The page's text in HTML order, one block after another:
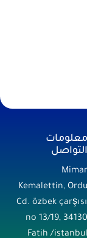
معلومات
التواصل
Mimar
Kemalettin, Ordu
Cd. özbek çarşısı
no 13/19, 34130
Fatih /istanbul